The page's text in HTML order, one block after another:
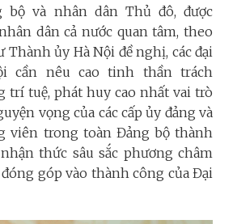
bộ và nhân dân Thủ đô, được
dân cả nước quan tâm, theo
Thành ủy Hà Nội đề nghị, các đại
cần nêu cao tinh thần trách
trí tuệ, phát huy cao nhất vai trò
vọng của các cấp ủy đảng và
viên trong toàn Đảng bộ thành
thức sâu sắc phương châm
góp vào thành công của Đại